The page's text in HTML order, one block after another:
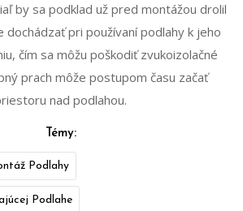
by sa podklad už pred montážou drolil
dochádzať pri používaní podlahy k jeho
čím sa môžu poškodiť zvukoizolačné
prach môže postupom času začať
nad podlahou.
Témy:
Podlahy
Podlahe